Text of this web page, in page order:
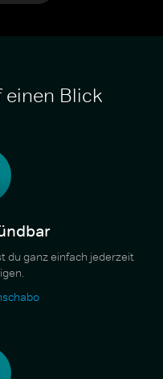
einen Blick
du ganz einfach jederzeit